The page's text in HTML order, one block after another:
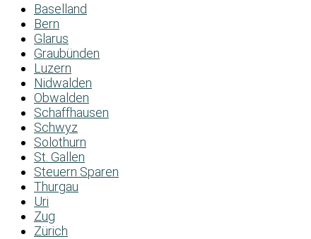
Baselland
Bern
Glarus
Graubünden
Luzern
Nidwalden
Obwalden
Schaffhausen
Schwyz
Solothurn
St. Gallen
Steuern Sparen
Thurgau
Uri
Zug
Zürich